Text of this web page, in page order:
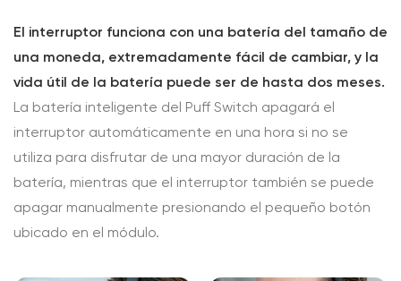
El interruptor funciona con una batería del tamaño de
una moneda, extremadamente fácil de cambiar, y la
vida útil de la batería puede ser de hasta dos meses.
La batería inteligente del Puff Switch apagará el
interruptor automáticamente en una hora si no se
utiliza para disfrutar de una mayor duración de la
batería, mientras que el interruptor también se puede
apagar manualmente presionando el pequeño botón
ubicado en el módulo.